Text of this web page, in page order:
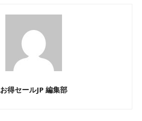
お得セールJP 編集部